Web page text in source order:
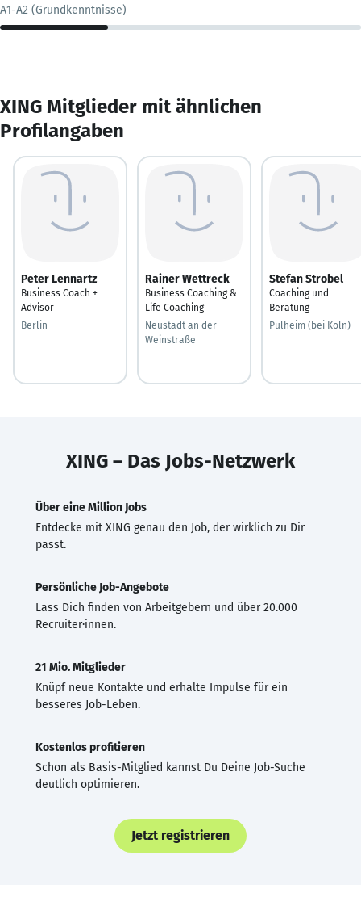
A1-A2 (Grundkenntnisse)
XING Mitglieder mit ähnlichen
Profilangaben
Peter Lennartz
Business Coach +
Advisor
Berlin
Rainer Wettreck
Business Coaching &
Life Coaching
Neustadt an der
Weinstraße
Stefan Strobel
Coaching und
Beratung
Pulheim (bei Köln)
XING – Das Jobs-Netzwerk
Über eine Million Jobs
Entdecke mit XING genau den Job, der wirklich zu Dir
passt.
Persönliche Job-Angebote
Lass Dich finden von Arbeitgebern und über 20.000
Recruiter·innen.
21 Mio. Mitglieder
Knüpf neue Kontakte und erhalte Impulse für ein
besseres Job-Leben.
Kostenlos profitieren
Schon als Basis-Mitglied kannst Du Deine Job-Suche
deutlich optimieren.
Jetzt registrieren